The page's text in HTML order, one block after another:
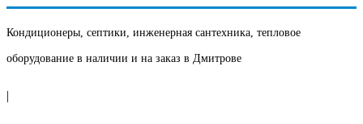
Кондиционеры, септики, инженерная сантехника, тепловое
оборудование в наличии и на заказ в Дмитрове
|